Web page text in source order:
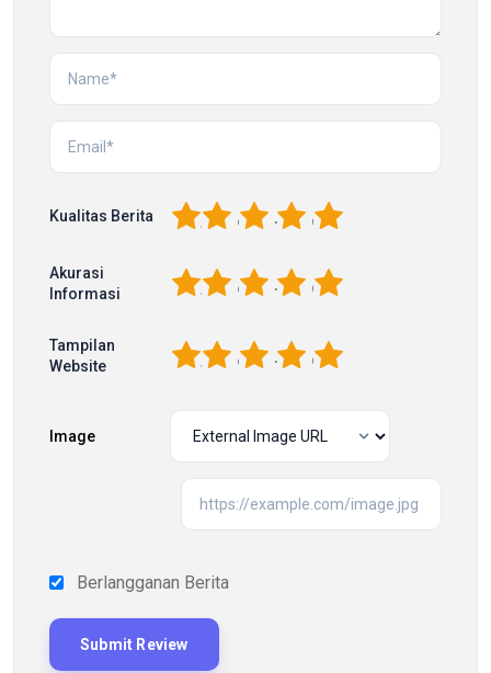
Kualitas Berita 5
4
3
2
Akurasi
Informasi
5
4
3
2
Tampilan
Website
5
4
3
2
Image
Berlangganan Berita